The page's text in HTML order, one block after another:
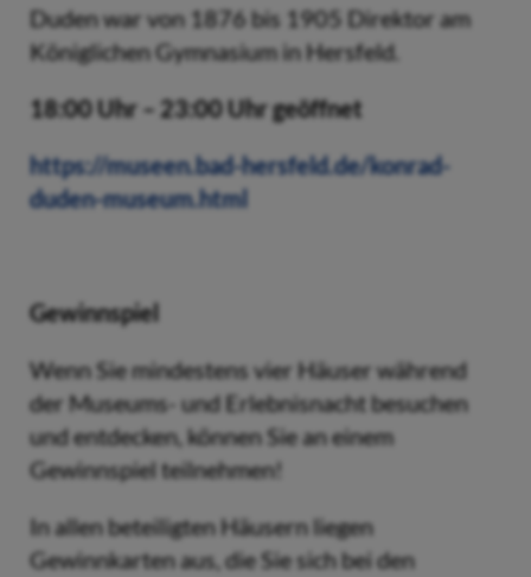
Duden war von 1876 bis 1905 Direktor am
Königlichen Gymnasium in Hersfeld.
18:00 Uhr – 23:00 Uhr geöffnet
https://museen.bad-hersfeld.de/konrad-
duden-museum.html
Gewinnspiel
Wenn Sie mindestens vier Häuser während
der Museums- und Erlebnisnacht besuchen
und entdecken, können Sie an einem
Gewinnspiel teilnehmen!
In allen beteiligten Häusern liegen
Gewinnkarten aus, die Sie sich bei den